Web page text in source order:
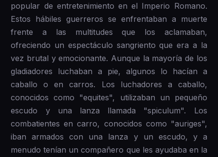
popular de entretenimiento en el Imperio Romano.
Estos hábiles guerreros se enfrentaban a muerte
frente a las multitudes que los aclamaban,
ofreciendo un espectáculo sangriento que era a la
vez brutal y emocionante. Aunque la mayoría de los
gladiadores luchaban a pie, algunos lo hacían a
caballo o en carros. Los luchadores a caballo,
conocidos como "equites", utilizaban un pequeño
escudo y una lanza llamada "spiculum". Los
combatientes en carro, conocidos como "auriges",
iban armados con una lanza y un escudo, y a
menudo tenían un compañero que les ayudaba en la